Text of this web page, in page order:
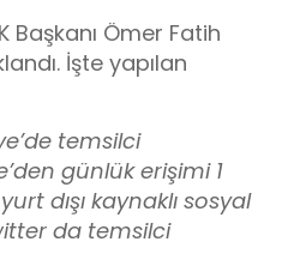
Başkanı Ömer Fatih
İşte yapılan
temsilci
günlük erişimi 1
dışı kaynaklı sosyal
da temsilci